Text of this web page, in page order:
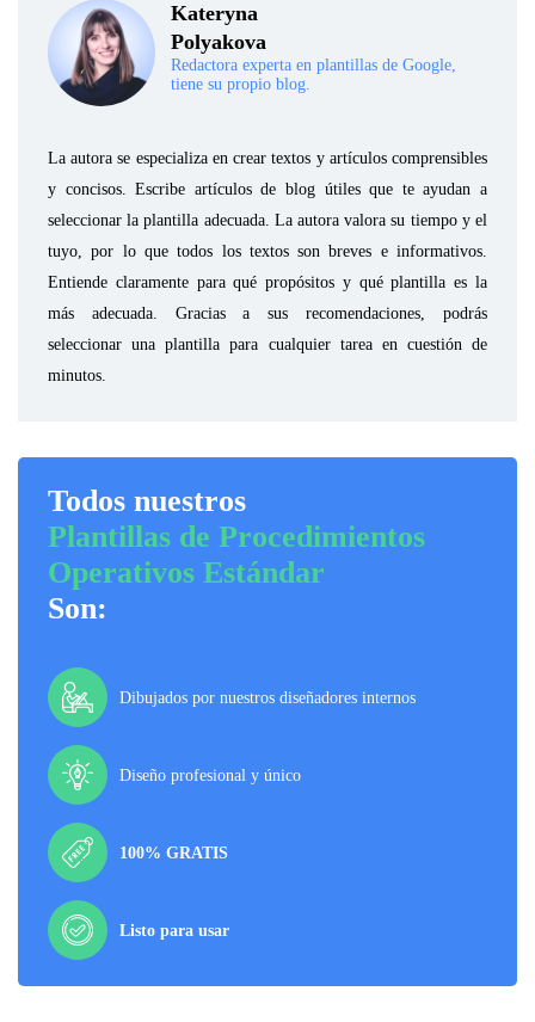
Kateryna
Polyakova
Redactora experta en plantillas de Google,
tiene su propio blog.
La autora se especializa en crear textos y artículos comprensibles
y concisos. Escribe artículos de blog útiles que te ayudan a
seleccionar la plantilla adecuada. La autora valora su tiempo y el
tuyo, por lo que todos los textos son breves e informativos.
Entiende claramente para qué propósitos y qué plantilla es la
más adecuada. Gracias a sus recomendaciones, podrás
seleccionar una plantilla para cualquier tarea en cuestión de
minutos.
Todos nuestros
Plantillas de Procedimientos
Operativos Estándar
Son:
Dibujados por nuestros diseñadores internos
Diseño profesional y único
100% GRATIS
Listo para usar